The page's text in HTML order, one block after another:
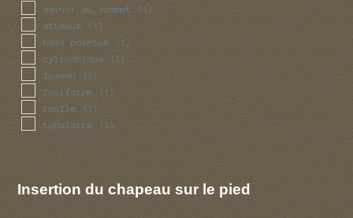
aminci au sommet (1)
attenue (1)
base pointue (1)
cylindrique (1)
fuseau (1)
fusiforme (1)
renfle (1)
tubulaire (1)
Insertion du chapeau sur le pied